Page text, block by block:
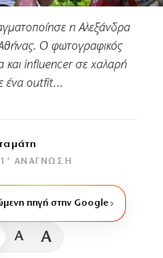
η Αλεξάνδρα
Ο φωτογραφικός
και influencer σε χαλαρή
ένα outfit…
1′ ΑΝΆΓΝΩΣΗ
πηγή στην Google
A A